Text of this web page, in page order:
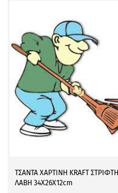
ΤΣΑΝΤΑ ΧΑΡΤΙΝΗ KRAFT ΣΤΡΙΦΤΗ
ΛΑΒΗ 34Χ26Χ12cm